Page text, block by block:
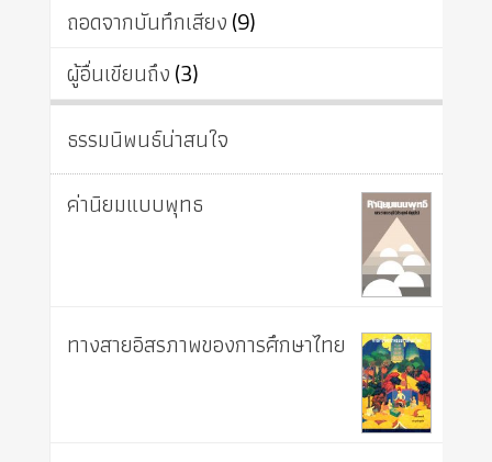
ถอดจากบันทึกเสียง(9)
ผู้อื่นเขียนถึง(3)
ธรรมนิพนธ์น่าสนใจ
ค่านิยมแบบพุทธ
ทางสายอิสรภาพของการศึกษาไทย